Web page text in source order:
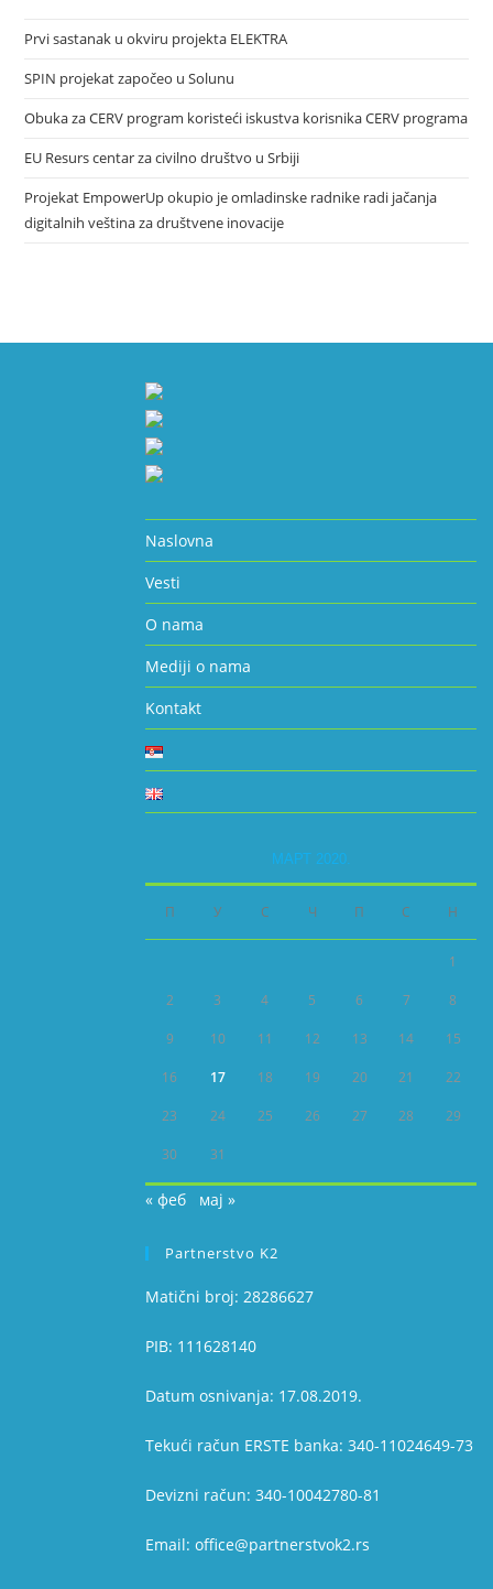
Prvi sastanak u okviru projekta ELEKTRA
SPIN projekat započeo u Solunu
Obuka za CERV program koristeći iskustva korisnika CERV programa
EU Resurs centar za civilno društvo u Srbiji
Projekat EmpowerUp okupio je omladinske radnike radi jačanja
digitalnih veština za društvene inovacije
Naslovna
Vesti
O nama
Mediji o nama
Kontakt
МАРТ 2020.
П У С Ч П С Н
1
2 3 4 5 6 7 8
9 10 11 12 13 14 15
16 17 18 19 20 21 22
23 24 25 26 27 28 29
30 31
« феб мај »
Partnerstvo K2
Matični broj: 28286627
PIB: 111628140
Datum osnivanja: 17.08.2019.
Tekući račun ERSTE banka: 340-11024649-73
Devizni račun: 340-10042780-81
Email: office@partnerstvok2.rs